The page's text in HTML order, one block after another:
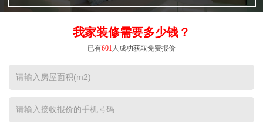
我家装修需要多少钱？
已有601人成功获取免费报价